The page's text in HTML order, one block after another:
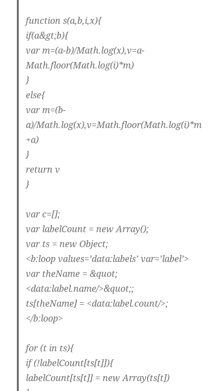
function s(a,b,i,x){
if(a&gt;b){
var m=(a-b)/Math.log(x),v=a-
Math.floor(Math.log(i)*m)
}
else{
var m=(b-
a)/Math.log(x),v=Math.floor(Math.log(i)*m
+a)
}
return v
}
var c=[];
var labelCount = new Array();
var ts = new Object;
<b:loop values=’data:labels’ var=’label’>
var theName = &quot;
<data:label.name/>&quot;;
ts[theName] = <data:label.count/>;
</b:loop>
for (t in ts){
if (!labelCount[ts[t]]){
labelCount[ts[t]] = new Array(ts[t])